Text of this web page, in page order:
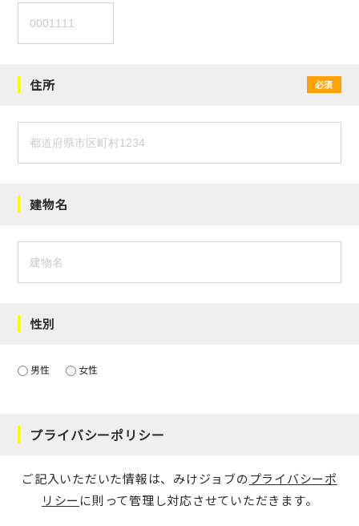
住所 必須
建物名
性別
男性 女性
プライバシーポリシー
ご記入いただいた情報は、みけジョブのプライバシーポ
リシー に則って管理し対応させていただきます。